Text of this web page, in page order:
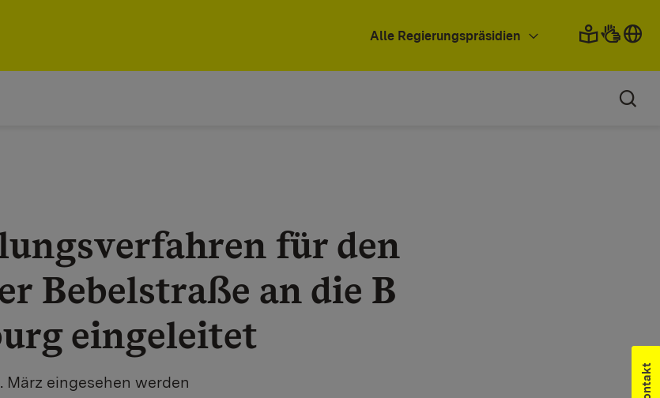
Alle Regierungspräsidien
für den
Bebelstraße an die B
eingeleitet
März eingesehen werden Kontakt